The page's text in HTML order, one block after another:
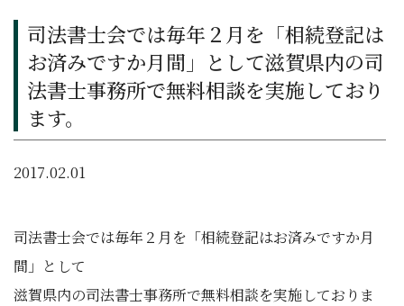
司法書士会では毎年２月を「相続登記は
お済みですか月間」として滋賀県内の司
法書士事務所で無料相談を実施しており
ます。
2017.02.01
司法書士会では毎年２月を「相続登記はお済みですか月
間」として
滋賀県内の司法書士事務所で無料相談を実施しておりま